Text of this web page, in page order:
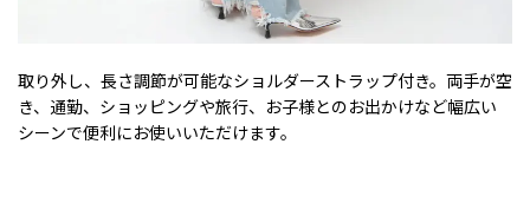
取り外し、長さ調節が可能なショルダーストラップ付き。両手が空
き、通勤、ショッピングや旅行、お子様とのお出かけなど幅広い
シーンで便利にお使いいただけます。